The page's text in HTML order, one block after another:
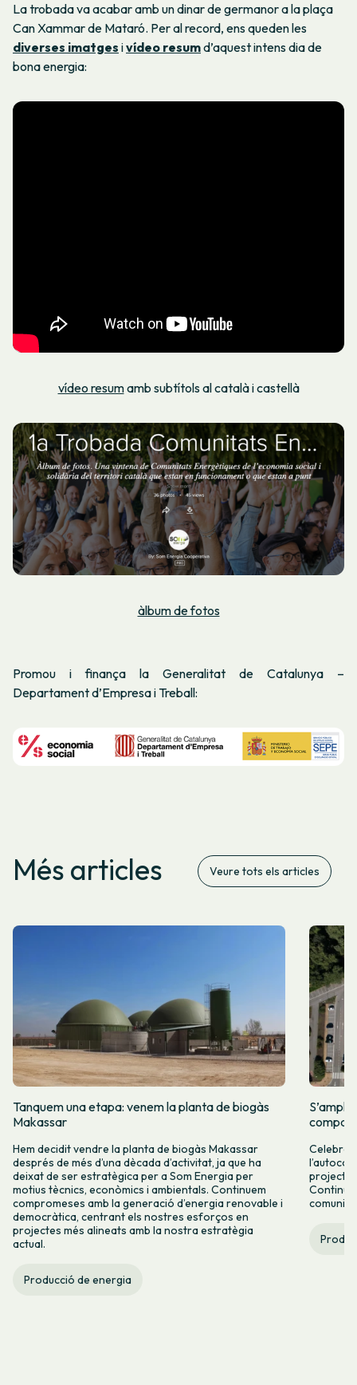
La trobada va acabar amb un dinar de germanor a la plaça
Can Xammar de Mataró. Per al record, ens queden les
diverses imatges ivídeo resumd’aquest intens dia de
bona energia:
vídeo resumamb subtítols al català i castellà
àlbum de fotos
Promou i finança la Generalitat de Catalunya –
Departament d’Empresa i Treball:
Més articles Veure tots els articles
Tanquem una etapa: venem la planta de biogàs
Makassar
Hem decidit vendre la planta de biogàs Makassar
després de més d’una dècada d’activitat, ja que ha
deixat de ser estratègica per a Som Energia per
motius tècnics, econòmics i ambientals. Continuem
compromeses amb la generació d’energia renovable i
democràtica, centrant els nostres esforços en
projectes més alineats amb la nostra estratègia
actual.
Producció de energia